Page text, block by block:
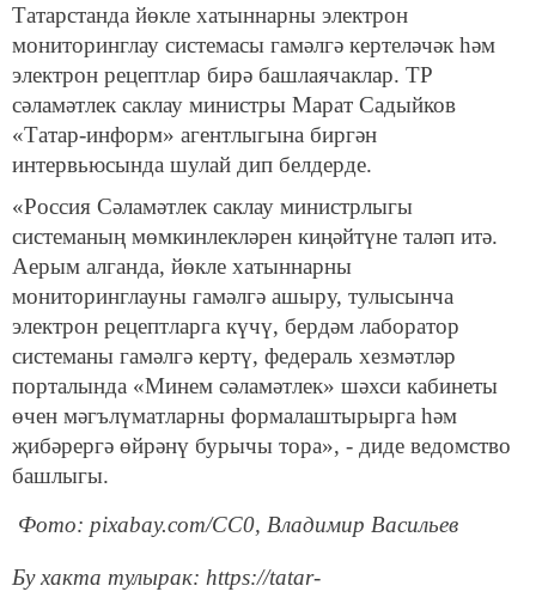
Татарстанда йөкле хатыннарны электрон
мониторинглау системасы гамәлгә кертеләчәк һәм
электрон рецептлар бирә башлаячаклар. ТР
сәламәтлек саклау министры Марат Садыйков
«Татар-информ» агентлыгына биргән
интервьюсында шулай дип белдерде.
«Россия Сәламәтлек саклау министрлыгы
системаның мөмкинлекләрен киңәйтүне таләп итә.
Аерым алганда, йөкле хатыннарны
мониторинглауны гамәлгә ашыру, тулысынча
электрон рецептларга күчү, бердәм лаборатор
системаны гамәлгә кертү, федераль хезмәтләр
порталында «Минем сәламәтлек» шәхси кабинеты
өчен мәгълүматларны формалаштырырга һәм
җибәрергә өйрәнү бурычы тора», - диде ведомство
башлыгы.
Фото: pixabay.com/СС0, Владимир Васильев
Бу хакта тулырак: https://tatar-